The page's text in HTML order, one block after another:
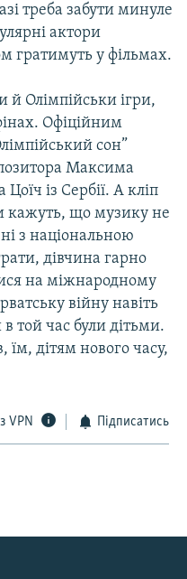
треба забути минуле
актори
гратимуть у фiльмах.
й Олiмпiйськи ігри,
Офiцiйним
сон”
Максима
iз Сербiї. А клiп
кажуть, що музику не
з нацiональною
дiвчина гарно
на мiжнародному
вiйну навiть
той час були дiтьми.
дiтям нового часу,
VPN Підписатись